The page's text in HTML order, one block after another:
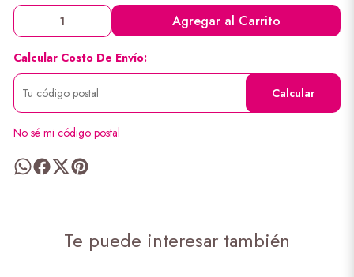
Agregar al Carrito
Calcular Costo De Envío:
Calcular
No sé mi código postal
Te puede interesar también